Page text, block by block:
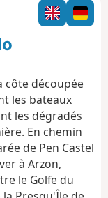
r
l
v
g
a
t
n
côte découpée
les bateaux
les dégradés
En chemin
de Pen Castel
à Arzon,
le Golfe du